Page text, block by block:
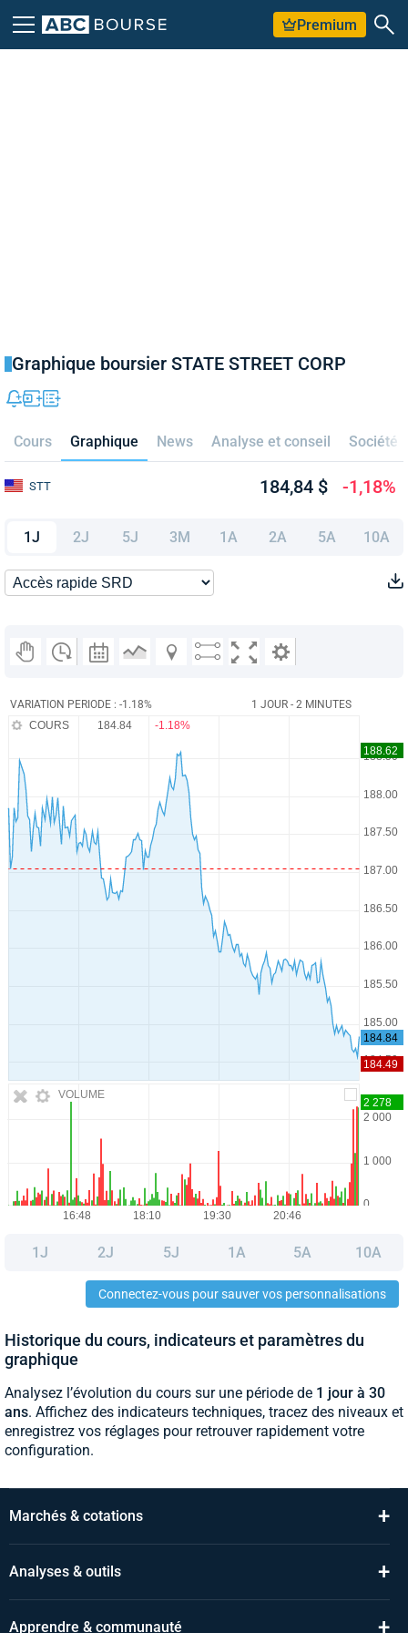
Premium
Graphique boursier STATE STREET CORP
Cours Graphique News Analyse et conseil Société
STT 184,84 $ -1,18%
1J 2J 5J 3M 1A 2A 5A 10A
VARIATION PERIODE : -1.18% 1 JOUR - 2 MINUTES
VOLUME
COURS 184.84 -1.18%
1J 2J 5J 1A 5A 10A
Connectez-vous pour sauver vos personnalisations
Historique du cours, indicateurs et paramètres du
graphique
Analysez l’évolution du cours sur une période de 1 jour à 30
ans. Affichez des indicateurs techniques, tracez des niveaux et
enregistrez vos réglages pour retrouver rapidement votre
configuration.
Marchés & cotations +
Analyses & outils +
Apprendre & communauté +